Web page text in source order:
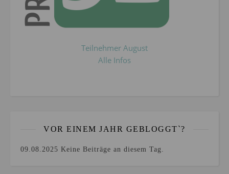
Teilnehmer August
Alle Infos
VOR EINEM JAHR GEBLOGGT`?
09.08.2025 Keine Beiträge an diesem Tag.